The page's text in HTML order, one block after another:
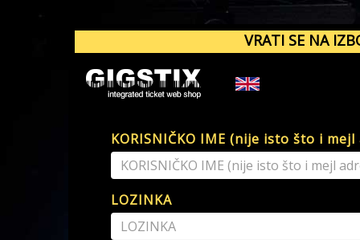
VRATI SE NA
KORISNIČKO IME (nije isto što i mejl
LOZINKA